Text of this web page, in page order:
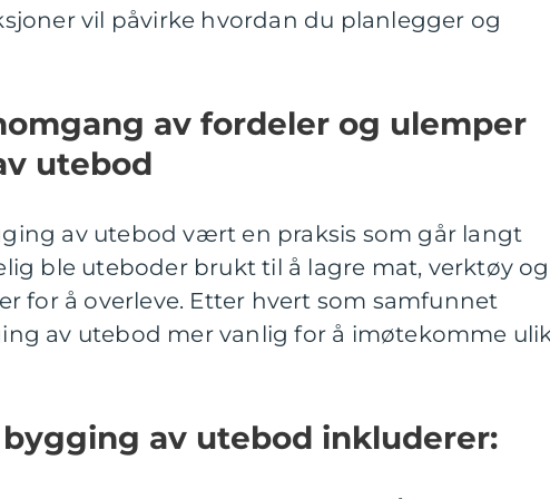
vil påvirke hvordan du planlegger og
av fordeler og ulemper
utebod
av utebod vært en praksis som går langt
ble uteboder brukt til å lagre mat, verktøy og
for å overleve. Etter hvert som samfunnet
av utebod mer vanlig for å imøtekomme
av utebod inkluderer: